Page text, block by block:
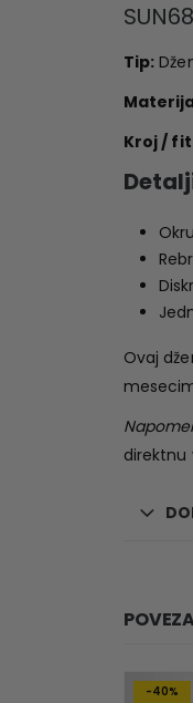
Tip:
Kroj /
Ovaj
direktnu
-40%